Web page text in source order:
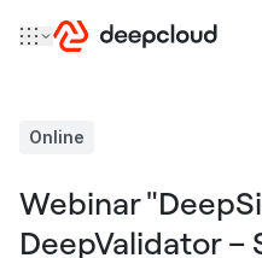
Online
Webinar
DeepValidator –